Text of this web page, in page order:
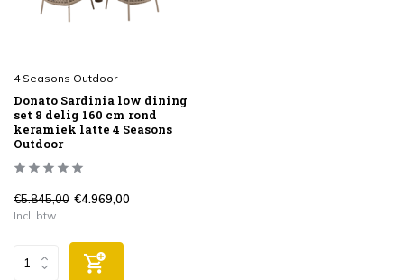
4 Seasons Outdoor
Donato Sardinia low dining
set 8 delig 160 cm rond
keramiek latte 4 Seasons
Outdoor
€5.845,00 €4.969,00
Incl. btw